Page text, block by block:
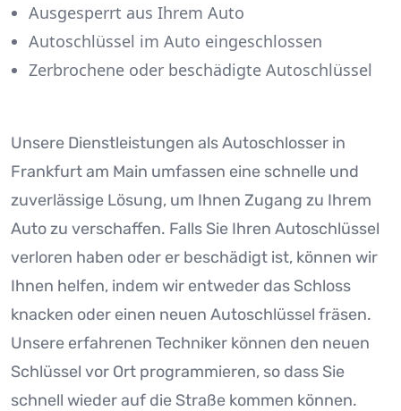
Ausgesperrt aus Ihrem Auto
Autoschlüssel im Auto eingeschlossen
Zerbrochene oder beschädigte Autoschlüssel
Unsere Dienstleistungen als Autoschlosser in
Frankfurt am Main umfassen eine schnelle und
zuverlässige Lösung, um Ihnen Zugang zu Ihrem
Auto zu verschaffen. Falls Sie Ihren Autoschlüssel
verloren haben oder er beschädigt ist, können wir
Ihnen helfen, indem wir entweder das Schloss
knacken oder einen neuen Autoschlüssel fräsen.
Unsere erfahrenen Techniker können den neuen
Schlüssel vor Ort programmieren, so dass Sie
schnell wieder auf die Straße kommen können.